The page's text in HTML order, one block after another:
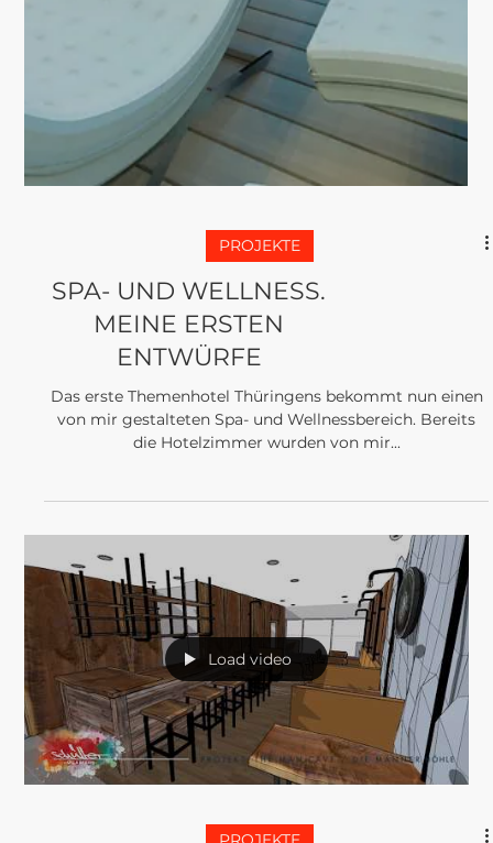
PROJEKTE
EIN SCHÖNES
PROJEKT DAS ICH
PLANEN UND
AUSFÜHREN DURFTE
Bereits in der Rohbauphase bagann die Planung der
späteren Kantine. Ich legte die Raumaufteilung, die